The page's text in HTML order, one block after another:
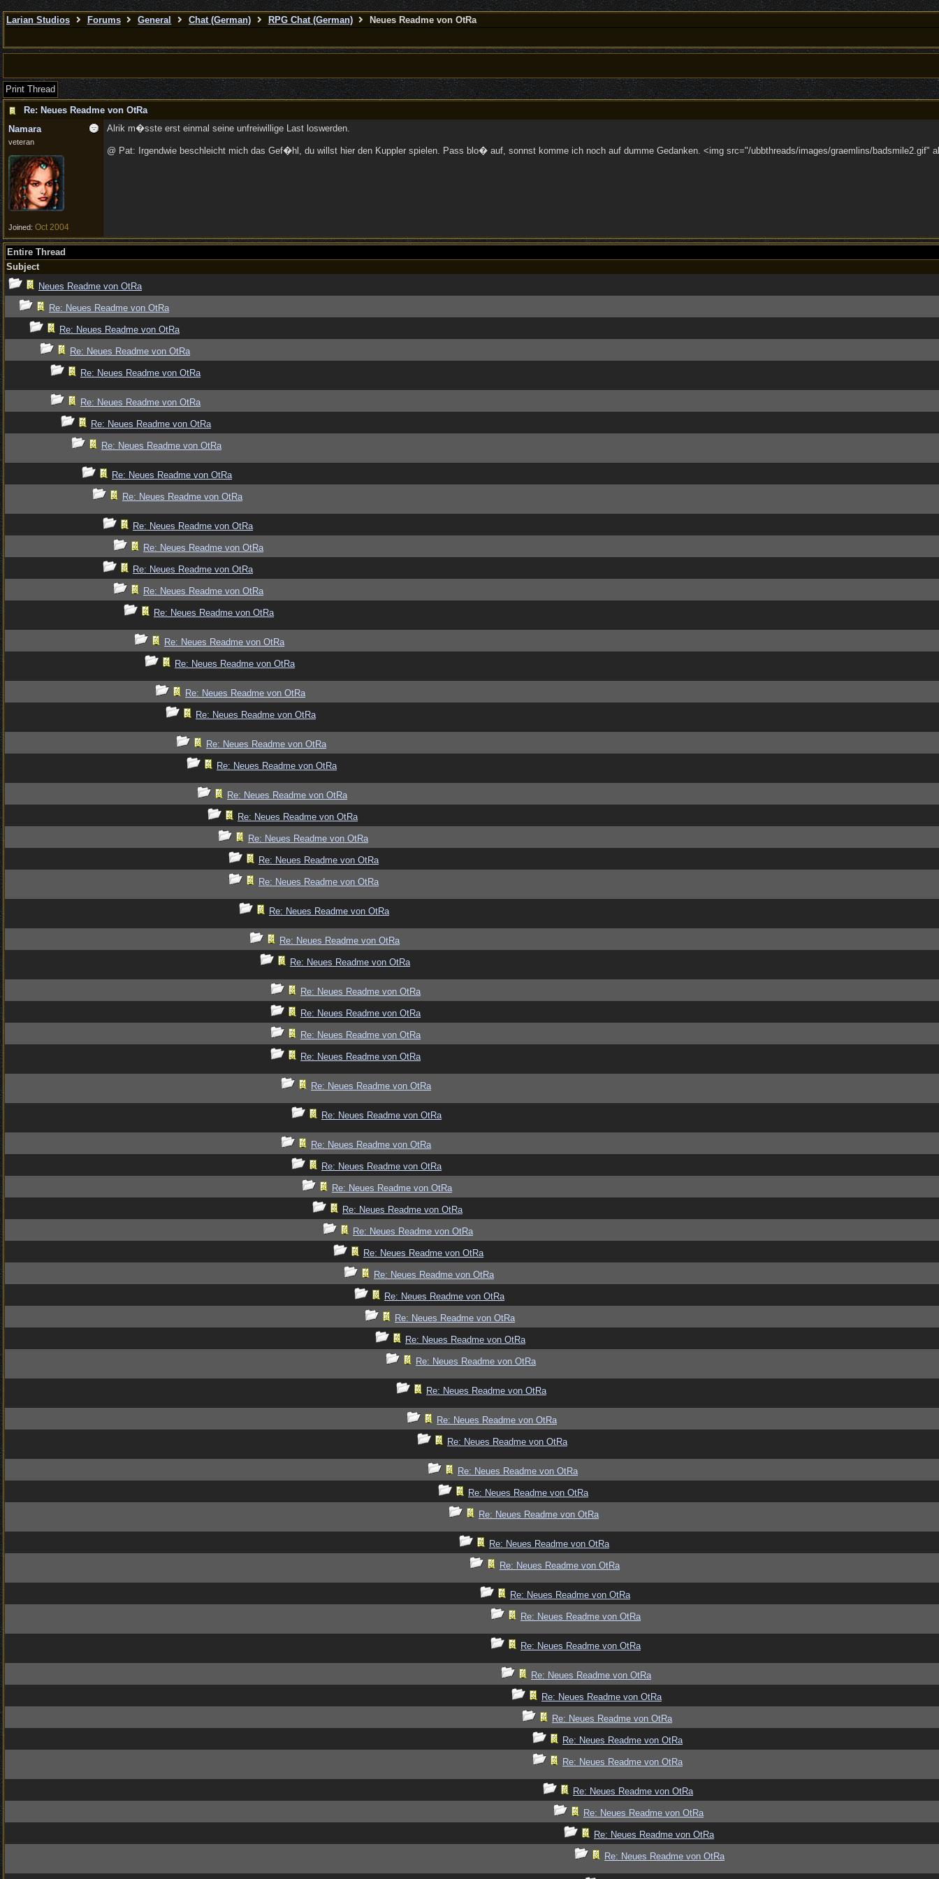
Larian Studios Forums General Chat (German) RPG Chat (German) Neues Readme von OtRa
Print Thread
Re: Neues Readme von OtRa
Namara
veteran
Joined: Oct 2004
Alrik m�sste erst einmal seine unfreiwillige Last loswerden.
@ Pat: Irgendwie beschleicht mich das Gef�hl, du willst hier den Kuppler spielen. Pass blo� auf, sonnst komme ich noch auf dumme Gedanken. <img src="/ubbthreads/images/graemlins/badsmile2.gif"
Entire Thread
Subject
Neues Readme von OtRa
Re: Neues Readme von OtRa
Re: Neues Readme von OtRa
Re: Neues Readme von OtRa
Re: Neues Readme von OtRa
Re: Neues Readme von OtRa
Re: Neues Readme von OtRa
Re: Neues Readme von OtRa
Re: Neues Readme von OtRa
Re: Neues Readme von OtRa
Re: Neues Readme von OtRa
Re: Neues Readme von OtRa
Re: Neues Readme von OtRa
Re: Neues Readme von OtRa
Re: Neues Readme von OtRa
Re: Neues Readme von OtRa
Re: Neues Readme von OtRa
Re: Neues Readme von OtRa
Re: Neues Readme von OtRa
Re: Neues Readme von OtRa
Re: Neues Readme von OtRa
Re: Neues Readme von OtRa
Re: Neues Readme von OtRa
Re: Neues Readme von OtRa
Re: Neues Readme von OtRa
Re: Neues Readme von OtRa
Re: Neues Readme von OtRa
Re: Neues Readme von OtRa
Re: Neues Readme von OtRa
Re: Neues Readme von OtRa
Re: Neues Readme von OtRa
Re: Neues Readme von OtRa
Re: Neues Readme von OtRa
Re: Neues Readme von OtRa
Re: Neues Readme von OtRa
Re: Neues Readme von OtRa
Re: Neues Readme von OtRa
Re: Neues Readme von OtRa
Re: Neues Readme von OtRa
Re: Neues Readme von OtRa
Re: Neues Readme von OtRa
Re: Neues Readme von OtRa
Re: Neues Readme von OtRa
Re: Neues Readme von OtRa
Re: Neues Readme von OtRa
Re: Neues Readme von OtRa
Re: Neues Readme von OtRa
Re: Neues Readme von OtRa
Re: Neues Readme von OtRa
Re: Neues Readme von OtRa
Re: Neues Readme von OtRa
Re: Neues Readme von OtRa
Re: Neues Readme von OtRa
Re: Neues Readme von OtRa
Re: Neues Readme von OtRa
Re: Neues Readme von OtRa
Re: Neues Readme von OtRa
Re: Neues Readme von OtRa
Re: Neues Readme von OtRa
Re: Neues Readme von OtRa
Re: Neues Readme von OtRa
Re: Neues Readme von OtRa
Re: Neues Readme von OtRa
Re: Neues Readme von OtRa
Re: Neues Readme von OtRa
Re: Neues Readme von OtRa